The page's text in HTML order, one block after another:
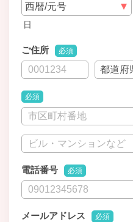
日
ご住所 必須
必須
電話番号 必須
メールアドレス 必須